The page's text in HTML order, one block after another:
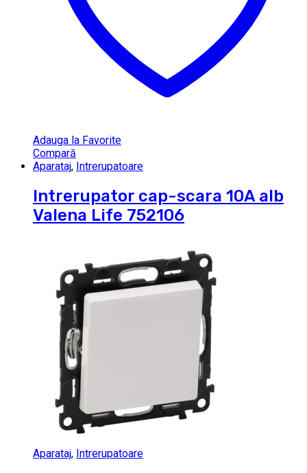
Adauga la Favorite
Compară
Aparataj, Intrerupatoare
Intrerupator cap-scara 10A alb
Valena Life 752106
Aparataj, Intrerupatoare